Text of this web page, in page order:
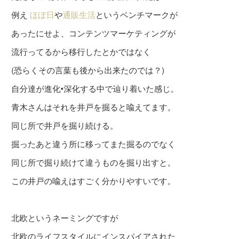
例え ほぼ日や通販生活というベンチマークが
あったにせよ、コンテンツマーケティングが
流行ってるから移行したとかではなく
(恐らくその言葉も後から出来たのでは？)
自分達が進化•深化する中で辿り着いた感じ。
青木さんはそれを井戸を掘ると喩えてます。
同じ所で井戸を掘り続ける。
掘ったあと違う所に移ってまた掘るのでなく
同じ所で掘り続けて違うものを掘り出すと。
この井戸の喩えはすごく分かりやすいです。
北欧というネーミングですが
北欧のライフスタイルにインスパイアされた